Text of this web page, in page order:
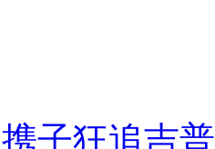
子狂追吉